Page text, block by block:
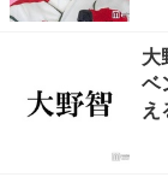
大
ベ
え